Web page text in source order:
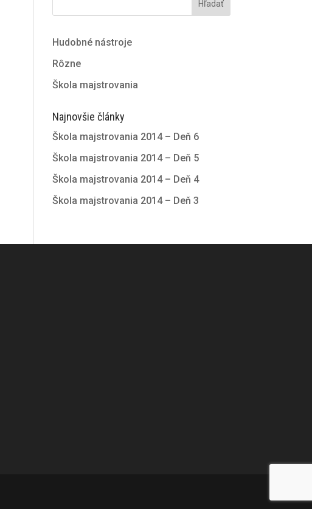
Hľadať
Hudobné nástroje
Rôzne
Škola majstrovania
Najnovšie články
Škola majstrovania 2014 – Deň 6
Škola majstrovania 2014 – Deň 5
Škola majstrovania 2014 – Deň 4
Škola majstrovania 2014 – Deň 3